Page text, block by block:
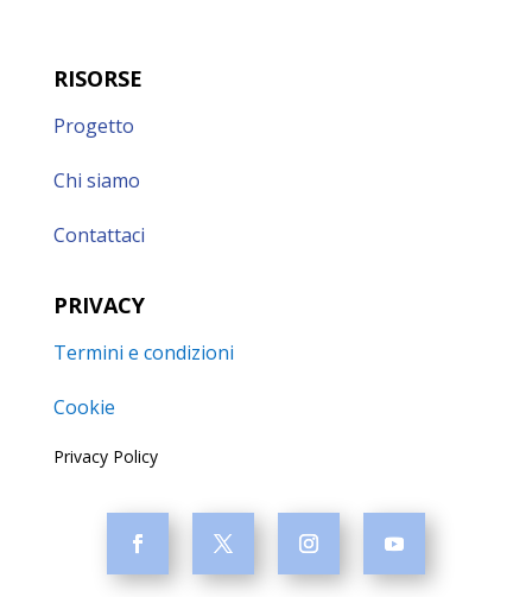
RISORSE
Progetto
Chi siamo
Contattaci
PRIVACY
Termini e condizioni
Cookie
Privacy Policy